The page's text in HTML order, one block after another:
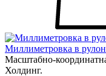
Миллиметровка в
Масштабно-
Холдинг.